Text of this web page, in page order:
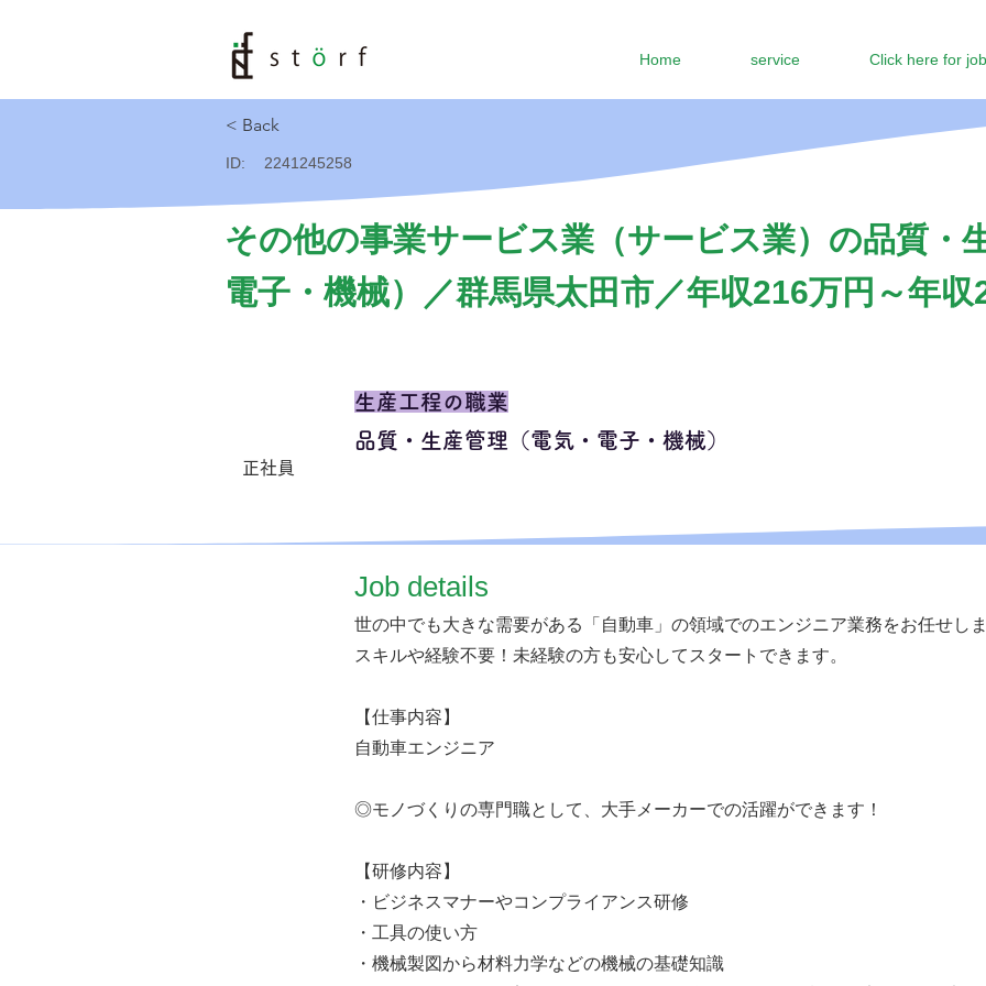
Home service Click here for
< Back
ID: 2241245258
その他の事業サービス業（サービス業）の品質・
電子・機械）／群馬県太田市／年収216万円～年収
正社員
生産工程の職業
品質・生産管理（電気・電子・機械）
​Job details
世の中でも大きな需要がある「自動車」の領域でのエンジニア業務をお任せし
スキルや経験不要！未経験の方も安心してスタートできます。
【仕事内容】
自動車エンジニア
◎モノづくりの専門職として、大手メーカーでの活躍ができます！
【研修内容】
・ビジネスマナーやコンプライアンス研修
・工具の使い方
・機械製図から材料力学などの機械の基礎知識